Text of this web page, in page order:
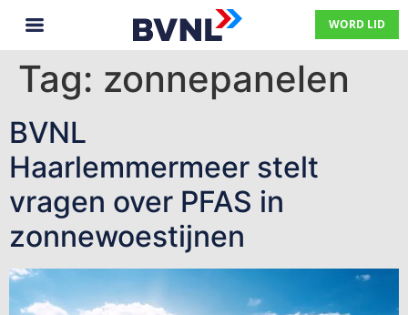
WORD LID
Tag: zonnepanelen
BVNL
Haarlemmermeer stelt
vragen over PFAS in
zonnewoestijnen